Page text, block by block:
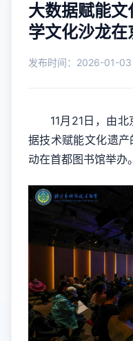
大数据赋能
学文化沙龙在
发布时间：2026-01-
11月21日，由北
据技术赋能文化遗
动在首都图书馆举办。